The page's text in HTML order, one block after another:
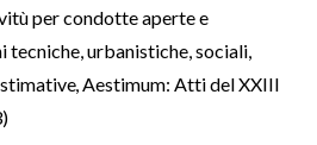
per condotte aperte e
urbanistiche, sociali,
,Aestimum: Atti del XXIII